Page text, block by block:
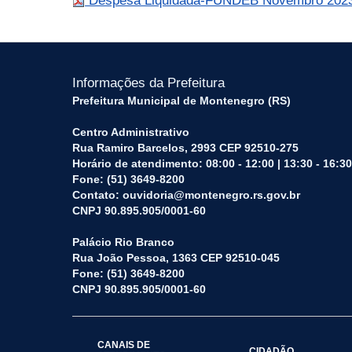
Informações da Prefeitura
Prefeitura Municipal de Montenegro (RS)
Centro Administrativo
Rua Ramiro Barcelos, 2993 CEP 92510-275
Horário de atendimento: 08:00 - 12:00 | 13:30 - 16:30
Fone: (51) 3649-8200
Contato: ouvidoria@montenegro.rs.gov.br
CNPJ 90.895.905/0001-60
Palácio Rio Branco
Rua João Pessoa, 1363 CEP 92510-045
Fone: (51) 3649-8200
CNPJ 90.895.905/0001-60
CANAIS DE